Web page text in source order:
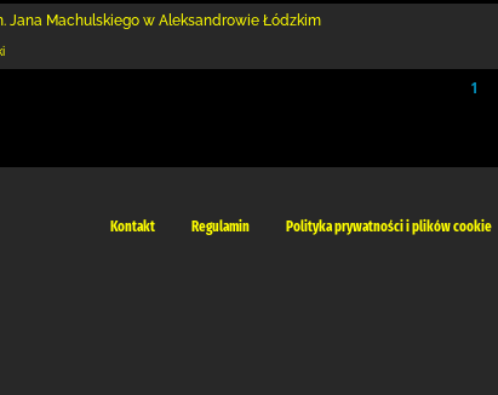
Jana Machulskiego w Aleksandrowie Łódzkim
1
Kontakt Regulamin Polityka prywatności i plików cookie